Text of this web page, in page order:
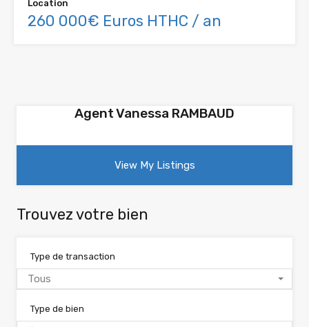
Location
260 000€ Euros HTHC / an
Agent Vanessa RAMBAUD
View My Listings
Trouvez votre bien
Type de transaction
Tous
Type de bien